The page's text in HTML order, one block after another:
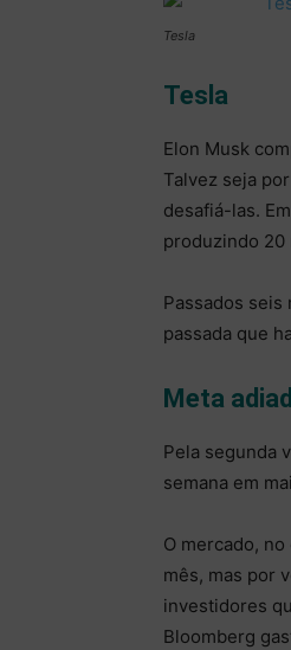
Tesla
Tesla
Elon Musk
Talvez seja
desafiá-las.
produzindo 20
Passados seis
passada que
Meta
Pela segunda
semana em
O mercado,
mês, mas por
investidores
Bloomberg